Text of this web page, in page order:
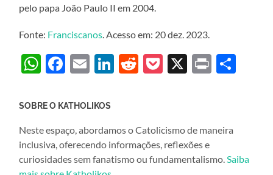
pelo papa João Paulo II em 2004.
Fonte: Franciscanos. Acesso em: 20 dez. 2023.
WhatsApp
Facebook
EmailLinkedIn
Reddit
Pocket
X Print
SOBRE O KATHOLIKOS
Neste espaço, abordamos o Catolicismo de maneira
inclusiva, oferecendo informações, reflexões e
curiosidades sem fanatismo ou fundamentalismo.Saiba